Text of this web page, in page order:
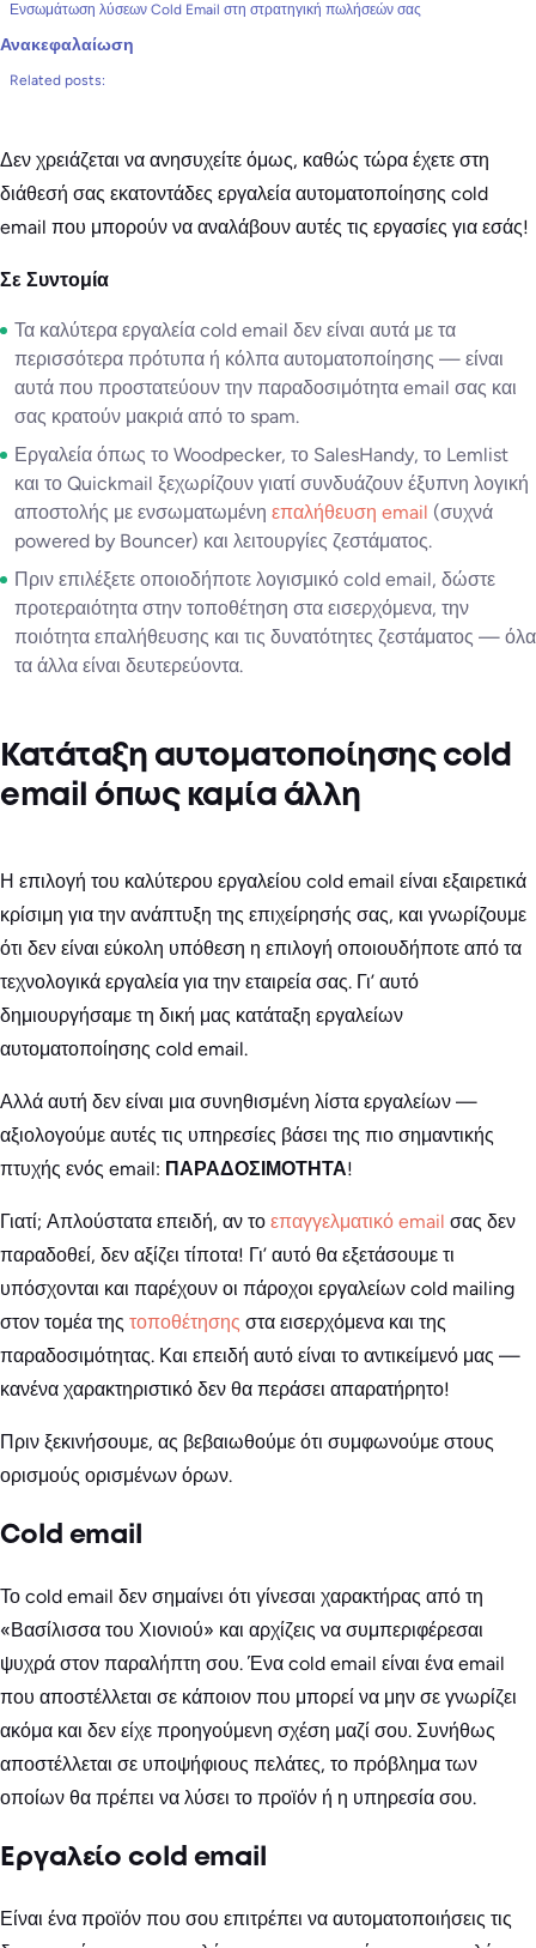
Ενσωμάτωση λύσεων Cold Email στη στρατηγική πωλήσεών σας
Ανακεφαλαίωση
Related posts:
Δεν χρειάζεται να ανησυχείτε όμως, καθώς τώρα έχετε στη
διάθεσή σας εκατοντάδες εργαλεία αυτοματοποίησης cold
email που μπορούν να αναλάβουν αυτές τις εργασίες για εσάς!
Σε Συντομία
Τα καλύτερα εργαλεία cold email δεν είναι αυτά με τα
περισσότερα πρότυπα ή κόλπα αυτοματοποίησης — είναι
αυτά που προστατεύουν την παραδοσιμότητα email σας και
σας κρατούν μακριά από το spam.
Εργαλεία όπως το Woodpecker, το SalesHandy, το Lemlist
και το Quickmail ξεχωρίζουν γιατί συνδυάζουν έξυπνη λογική
αποστολής με ενσωματωμένη επαλήθευση email (συχνά
powered by Bouncer) και λειτουργίες ζεστάματος.
Πριν επιλέξετε οποιοδήποτε λογισμικό cold email, δώστε
προτεραιότητα στην τοποθέτηση στα εισερχόμενα, την
ποιότητα επαλήθευσης και τις δυνατότητες ζεστάματος — όλα
τα άλλα είναι δευτερεύοντα.
Κατάταξη αυτοματοποίησης cold
email όπως καμία άλλη
Η επιλογή του καλύτερου εργαλείου cold email είναι εξαιρετικά
κρίσιμη για την ανάπτυξη της επιχείρησής σας, και γνωρίζουμε
ότι δεν είναι εύκολη υπόθεση η επιλογή οποιουδήποτε από τα
τεχνολογικά εργαλεία για την εταιρεία σας. Γι’ αυτό
δημιουργήσαμε τη δική μας κατάταξη εργαλείων
αυτοματοποίησης cold email.
Αλλά αυτή δεν είναι μια συνηθισμένη λίστα εργαλείων —
αξιολογούμε αυτές τις υπηρεσίες βάσει της πιο σημαντικής
πτυχής ενός email: ΠΑΡΑΔΟΣΙΜΟΤΗΤΑ!
Γιατί; Απλούστατα επειδή, αν το επαγγελματικό email σας δεν
παραδοθεί, δεν αξίζει τίποτα! Γι’ αυτό θα εξετάσουμε τι
υπόσχονται και παρέχουν οι πάροχοι εργαλείων cold mailing
στον τομέα της τοποθέτησης στα εισερχόμενα και της
παραδοσιμότητας. Και επειδή αυτό είναι το αντικείμενό μας —
κανένα χαρακτηριστικό δεν θα περάσει απαρατήρητο!
Πριν ξεκινήσουμε, ας βεβαιωθούμε ότι συμφωνούμε στους
ορισμούς ορισμένων όρων.
Cold email
Το cold email δεν σημαίνει ότι γίνεσαι χαρακτήρας από τη
«Βασίλισσα του Χιονιού» και αρχίζεις να συμπεριφέρεσαι
ψυχρά στον παραλήπτη σου. Ένα cold email είναι ένα email
που αποστέλλεται σε κάποιον που μπορεί να μην σε γνωρίζει
ακόμα και δεν είχε προηγούμενη σχέση μαζί σου. Συνήθως
αποστέλλεται σε υποψήφιους πελάτες, το πρόβλημα των
οποίων θα πρέπει να λύσει το προϊόν ή η υπηρεσία σου.
Εργαλείο cold email
Είναι ένα προϊόν που σου επιτρέπει να αυτοματοποιήσεις τις